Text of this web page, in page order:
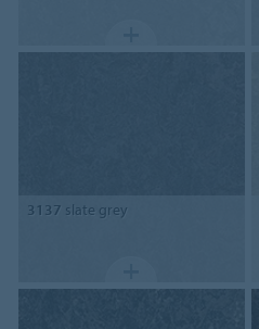
3137 slate grey